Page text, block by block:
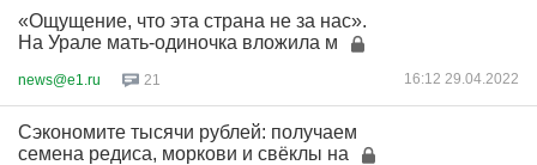
«Ощущение, что эта страна не за нас».
На Урале мать-одиночка вложила м
news@e1.ru 21 16:12 29.04.2022
Сэкономите тысячи рублей: получаем
семена редиса, моркови и свёклы на